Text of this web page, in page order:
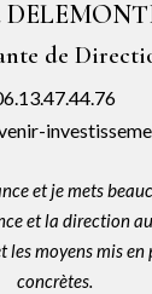
de
et je mets
et la direction
moyens mis en
concrètes.